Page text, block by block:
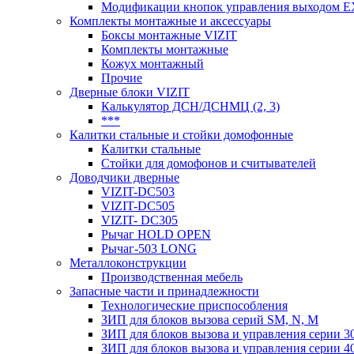
Модификации кнопок управления выходом
Комплекты монтажные и аксессуары
Боксы монтажные VIZIT
Комплекты монтажные
Кожух монтажный
Прочие
Дверные блоки VIZIT
Калькулятор ДСН/ДСНМЦ (2, 3)
***
Калитки стальные и стойки домофонные
Калитки стальные
Стойки для домофонов и считывателей
Доводчики дверные
VIZIT-DC503
VIZIT-DC505
VIZIT- DC305
Рычаг HOLD OPEN
Рычаг-503 LONG
Металлоконструкции
Производственная мебель
Запасные части и принадлежности
Технологические приспособления
ЗИП для блоков вызова серий SM, N, M
ЗИП для блоков вызова и управления серии
ЗИП для блоков вызова и управления серии